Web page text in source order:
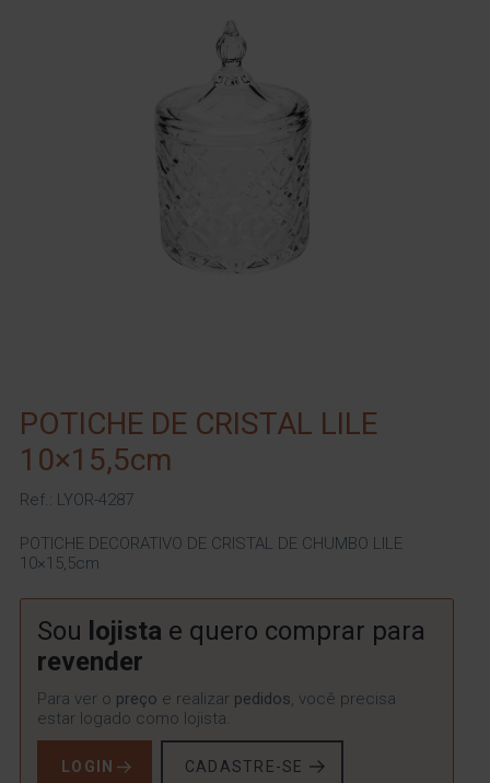
POTICHE DE CRISTAL LILE
10×15,5cm
Ref.: LYOR-4287
POTICHE DECORATIVO DE CRISTAL DE CHUMBO LILE
10×15,5cm
Sou lojista e quero comprar para
revender
Para ver o preço e realizar pedidos, você precisa
estar logado como lojista.
LOGIN CADASTRE-SE